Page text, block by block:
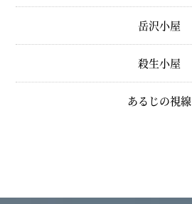
岳沢小屋
殺生小屋
あるじの視線